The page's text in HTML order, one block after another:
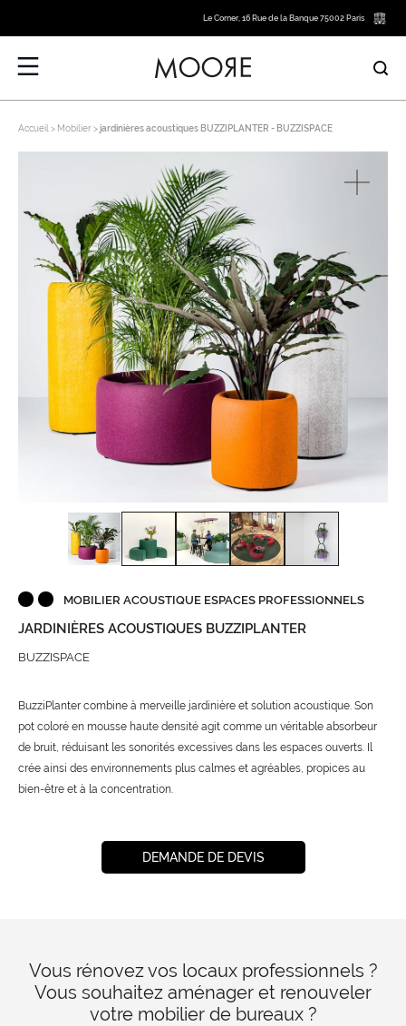
Le Corner, 16 Rue de la Banque 75002 Paris
Accueil Mobilier jardinières acoustiques BUZZIPLANTER - BUZZISPACE
MOBILIER ACOUSTIQUE ESPACES PROFESSIONNELS
JARDINIÈRES ACOUSTIQUES BUZZIPLANTER
BUZZISPACE
BuzziPlanter combine à merveille jardinière et solution acoustique. Son
pot coloré en mousse haute densité agit comme un véritable absorbeur
de bruit, réduisant les sonorités excessives dans les espaces ouverts. Il
crée ainsi des environnements plus calmes et agréables, propices au
bien-être et à la concentration.
DEMANDE DE DEVIS
Vous rénovez vos locaux professionnels ?
Vous souhaitez aménager et renouveler
votre mobilier de bureaux ?